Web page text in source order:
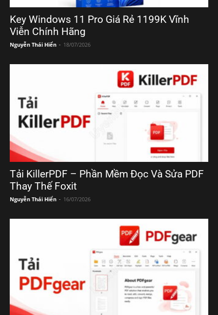
Key Windows 11 Pro Giá Rẻ 1199K Vĩnh
Viễn Chính Hãng
Nguyễn Thái Hiển - 18/07/2026
Tải KillerPDF – Phần Mềm Đọc Và Sửa PDF
Thay Thế Foxit
Nguyễn Thái Hiển - 16/07/2026